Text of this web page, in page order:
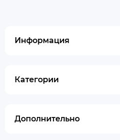
Информация
Категории
Дополнительно